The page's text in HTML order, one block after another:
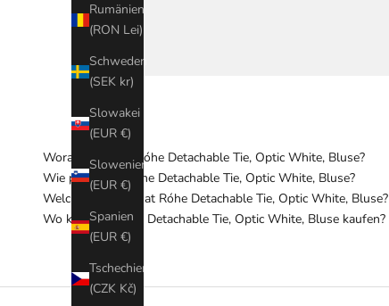
Rumänien
(RON Lei)
Schweden
(SEK kr)
Slowakei
(EUR €)
Slowenien
(EUR €)
Spanien
(EUR €)
Tschechien
(CZK Kč)
Woraus besteht Róhe Detachable Tie, Optic White, Bluse?
Wie pflege ich Róhe Detachable Tie, Optic White, Bluse?
Welchen Schnitt hat Róhe Detachable Tie, Optic White, Bluse?
Wo kann ich Róhe Detachable Tie, Optic White, Bluse kaufen?